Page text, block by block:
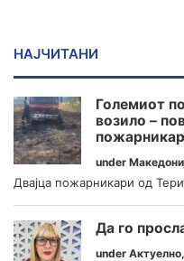
НАЈЧИТАНИ
Големиот
возило –
under
Двајца пожарникари од
Да го
under Актуелно,